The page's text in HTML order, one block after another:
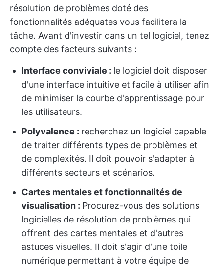
résolution de problèmes doté des
fonctionnalités adéquates vous facilitera la
tâche. Avant d'investir dans un tel logiciel, tenez
compte des facteurs suivants :
Interface conviviale : le logiciel doit disposer
d'une interface intuitive et facile à utiliser afin
de minimiser la courbe d'apprentissage pour
les utilisateurs.
Polyvalence : recherchez un logiciel capable
de traiter différents types de problèmes et
de complexités. Il doit pouvoir s'adapter à
différents secteurs et scénarios.
Cartes mentales et fonctionnalités de
visualisation : Procurez-vous des solutions
logicielles de résolution de problèmes qui
offrent des cartes mentales et d'autres
astuces visuelles. Il doit s'agir d'une toile
numérique permettant à votre équipe de